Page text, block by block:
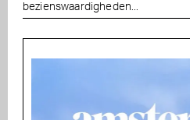
bezienswaardigheden...